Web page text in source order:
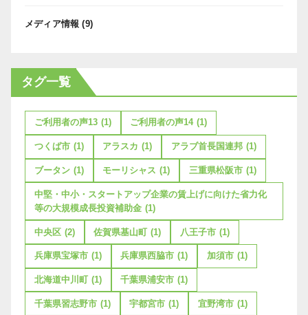
メディア情報 (9)
タグ一覧
ご利用者の声13 (1) ご利用者の声14 (1)
つくば市 (1) アラスカ (1) アラブ首長国連邦 (1)
ブータン (1) モーリシャス (1) 三重県松阪市 (1)
中堅・中小・スタートアップ企業の賃上げに向けた省力化
等の大規模成長投資補助金 (1)
中央区 (2) 佐賀県基山町 (1) 八王子市 (1)
兵庫県宝塚市 (1) 兵庫県西脇市 (1) 加須市 (1)
北海道中川町 (1) 千葉県浦安市 (1)
千葉県習志野市 (1) 宇都宮市 (1) 宜野湾市 (1)